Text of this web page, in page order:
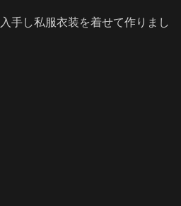
手し私服衣装を着せて作りまし